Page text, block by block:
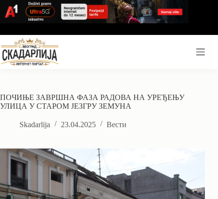
ПОЧИЊЕ ЗАВРШНА ФАЗА РАДОВА НА УРЕЂЕЊУ
УЛИЦА У СТАРОМ ЈЕЗГРУ ЗЕМУНА
Skadarlija 23.04.2025 Вести